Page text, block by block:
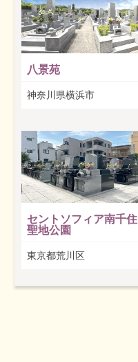
八景苑
神奈川県横浜市
セントソフィア南千住
聖地公園
東京都荒川区